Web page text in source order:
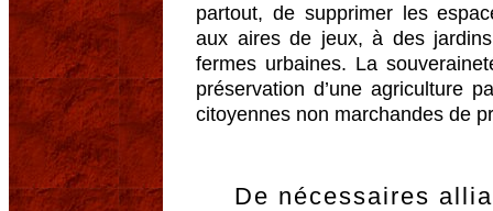
partout, de supprimer les
aux aires de jeux, à des
fermes urbaines. La
préservation d’une agriculture
citoyennes non marchandes de
De nécessaires